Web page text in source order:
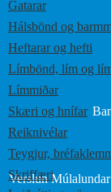
Gatarar
Hálsbönd og
Heftarar og hefti
Límbönd, lím og
Límmiðar
Skæri og hnífar
Reiknivélar
Teygjur,
Skriffæri
Verslun